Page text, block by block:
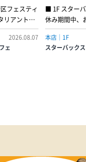
フェスティ
リアントマ
快感とチョ
う、夏限定
んわり軽
2026.08.07
ェ
Kids 【Kids
自由研究〜コ
境勉強会~】
■ 1F スター
休み期間中、
ックスでの体
ヒーの未来や
どを、体験を
ループ、ミル
回 8月18日(
本店｜1F
スターバック